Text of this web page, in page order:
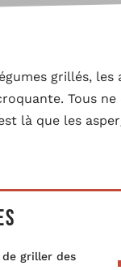
grillés,
Tous ne
là que les
de griller des